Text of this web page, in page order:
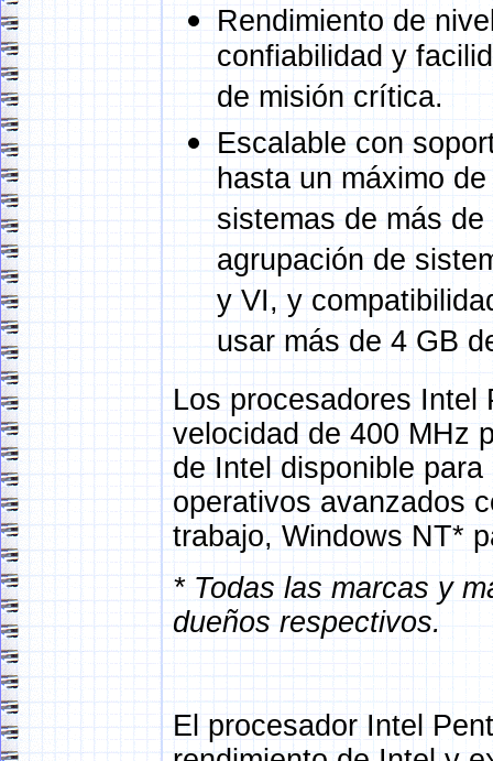
Rendimiento de
confiabilidad y
de misión crítica.
Escalable con
hasta un máximo
sistemas de más
agrupación de
y VI, y
usar más de 4 GB
Los procesadores Intel
velocidad de 400 MHz
de Intel disponible
operativos avanzados
trabajo, Windows NT*
* Todas las marcas y
dueños respectivos.
El procesador Intel